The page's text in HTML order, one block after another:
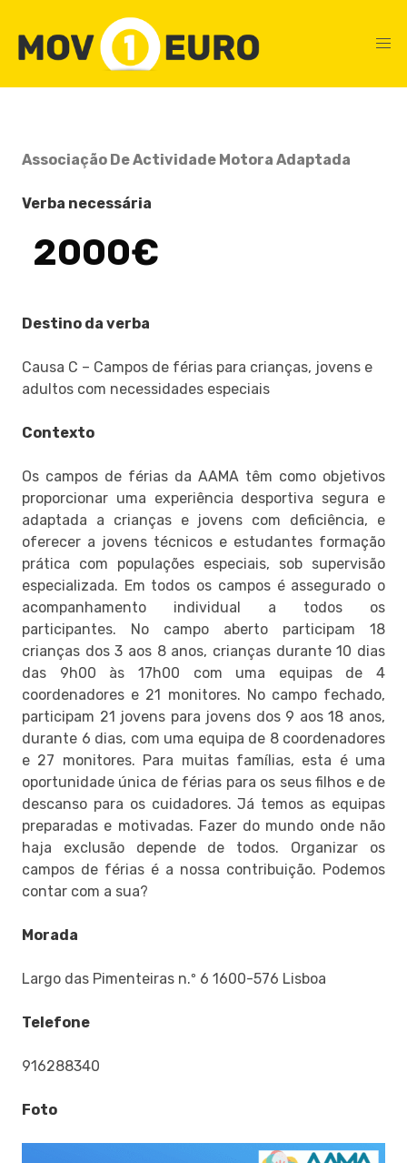
Associação De Actividade Motora Adaptada
Verba necessária
2000€
Destino da verba
Causa C – Campos de férias para crianças, jovens e
adultos com necessidades especiais
Contexto
Os campos de férias da AAMA têm como objetivos
proporcionar uma experiência desportiva segura e
adaptada a crianças e jovens com deficiência, e
oferecer a jovens técnicos e estudantes formação
prática com populações especiais, sob supervisão
especializada. Em todos os campos é assegurado o
acompanhamento individual a todos os
participantes. No campo aberto participam 18
crianças dos 3 aos 8 anos, crianças durante 10 dias
das 9h00 às 17h00 com uma equipas de 4
coordenadores e 21 monitores. No campo fechado,
participam 21 jovens para jovens dos 9 aos 18 anos,
durante 6 dias, com uma equipa de 8 coordenadores
e 27 monitores. Para muitas famílias, esta é uma
oportunidade única de férias para os seus filhos e de
descanso para os cuidadores. Já temos as equipas
preparadas e motivadas. Fazer do mundo onde não
haja exclusão depende de todos. Organizar os
campos de férias é a nossa contribuição. Podemos
contar com a sua?
Morada
Largo das Pimenteiras n.º 6 1600-576 Lisboa
Telefone
916288340
Foto